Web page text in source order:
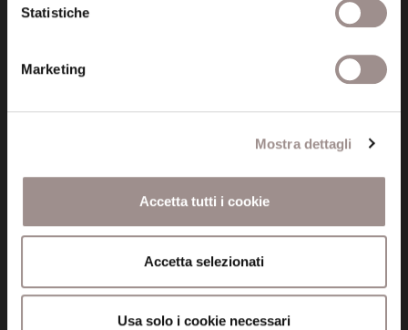
Statistiche
Marketing
Mostra dettagli
Accetta tutti i cookie
Accetta selezionati
Usa solo i cookie necessari
Amministrazione trasparente